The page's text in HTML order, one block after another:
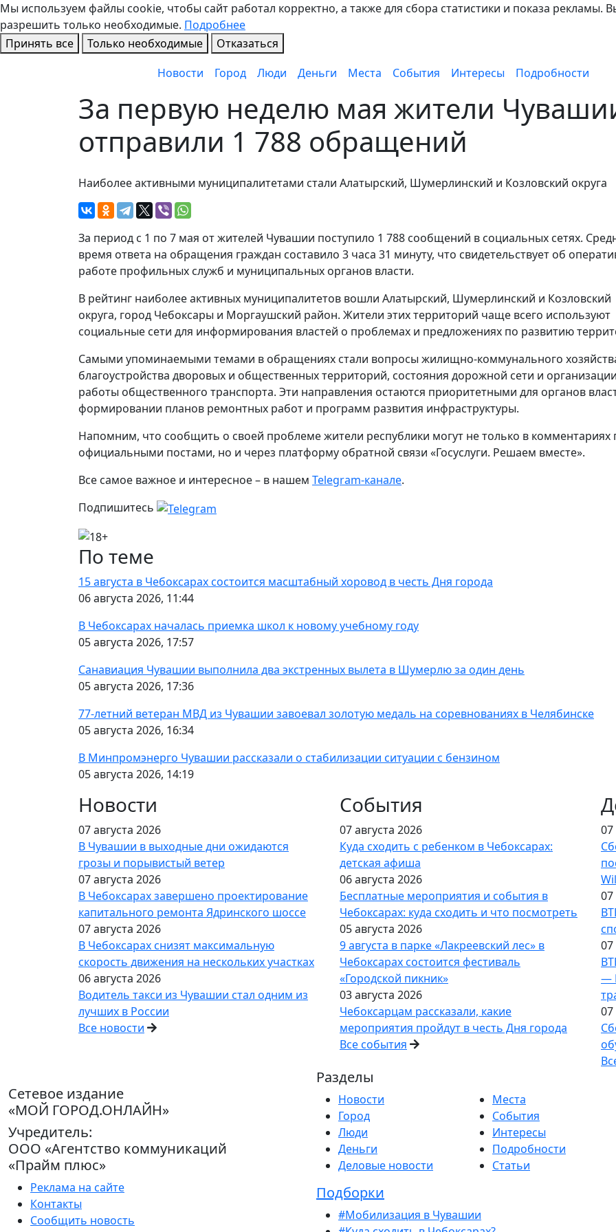
Мы используем файлы cookie, чтобы сайт работал корректно, а также для сбора статистики и показа рекламы.
разрешить только необходимые. Подробнее
Принять все
Только необходимые
Отказаться
Новости
Город Люди Деньги Места События Интересы Подробности
За первую неделю мая жители
отправили 1 788 обращений
Наиболее активными муниципалитетами стали Алатырский, Шумерлинский и Козловский округа
За период с 1 по 7 мая от жителей Чувашии поступило 1 788 сообщений в социальных сетях.
время ответа на обращения граждан составило 3 часа 31 минуту, что свидетельствует об
работе профильных служб и муниципальных органов власти.
В рейтинг наиболее активных муниципалитетов вошли Алатырский, Шумерлинский и Козловский
округа, город Чебоксары и Моргаушский район. Жители этих территорий чаще всего используют
социальные сети для информирования властей о проблемах и предложениях по развитию
Самыми упоминаемыми темами в обращениях стали вопросы жилищно-коммунального
благоустройства дворовых и общественных территорий, состояния дорожной сети и организации
работы общественного транспорта. Эти направления остаются приоритетными для органов
формировании планов ремонтных работ и программ развития инфраструктуры.
Напомним, что сообщить о своей проблеме жители республики могут не только в комментариях
официальными постами, но и через платформу обратной связи «Госуслуги. Решаем вместе».
Все самое важное и интересное – в нашем Telegram-канале.
Подпишитесь
По теме
15 августа в Чебоксарах состоится масштабный хоровод в честь Дня города
06 августа 2026, 11:44
В Чебоксарах началась приемка школ к новому учебному году
05 августа 2026, 17:57
Санавиация Чувашии выполнила два экстренных вылета в Шумерлю за один день
05 августа 2026, 17:36
77-летний ветеран МВД из Чувашии завоевал золотую медаль на соревнованиях в Челябинске
05 августа 2026, 16:34
В Минпромэнерго Чувашии рассказали о стабилизации ситуации с бензином
05 августа 2026, 14:19
Новости
07 августа 2026
В Чувашии в выходные дни ожидаются
грозы и порывистый ветер
07 августа 2026
В Чебоксарах завершено проектирование
капитального ремонта Ядринского шоссе
07 августа 2026
В Чебоксарах снизят максимальную
скорость движения на нескольких участках
06 августа 2026
Водитель такси из Чувашии стал одним из
лучших в России
Все новости
События
07 августа 2026
Куда сходить с ребенком в Чебоксарах:
детская афиша
06 августа 2026
Бесплатные мероприятия и события в
Чебоксарах: куда сходить и что посмотреть
05 августа 2026
9 августа в парке «Лакреевский лес» в
Чебоксарах состоится фестиваль
«Городской пикник»
03 августа 2026
Чебоксарцам рассказали, какие
мероприятия пройдут в честь Дня города
Все события
07
07
07
—
07
Сетевое издание
«МОЙ ГОРОД.ОНЛАЙН»
Учредитель:
ООО «Агентство коммуникаций
«Прайм плюс»
Реклама на сайте
Контакты
Сообщить новость
Разделы
Новости
Город
Люди
Деньги
Деловые новости
Места
События
Интересы
Подробности
Статьи
Подборки
#Мобилизация в Чувашии